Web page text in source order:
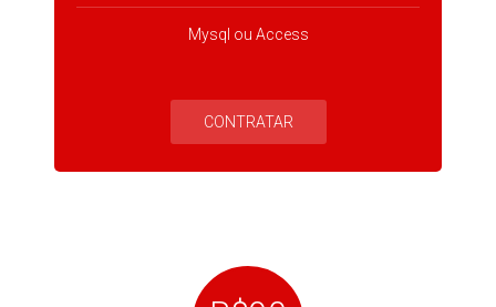
Mysql ou Access
CONTRATAR